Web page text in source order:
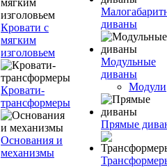
Кровати с
мягким
изголовьем
Кровати-
трансформеры
Основания и
механизмы
диваны
Модульные
диваны
Модули
Прямые